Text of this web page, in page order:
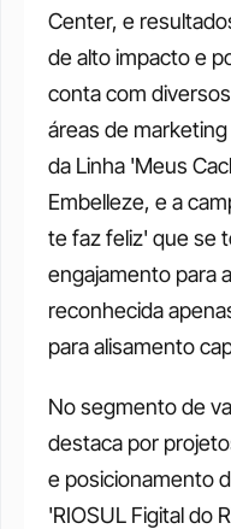
Center, e
de alto impacto e
conta com
áreas de
da Linha 'Meus
Embelleze, e a
te faz feliz' que se
engajamento para
reconhecida
para alisamento
No segmento de
destaca por
e posicionamento
'RIOSUL Figital do